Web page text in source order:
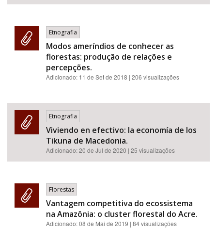
Etnografia
Modos ameríndios de conhecer as
florestas: produção de relações e
percepções.
Adicionado: 11 de Set de 2018 | 206 visualizações
Etnografia
Viviendo en efectivo: la economía de los
Tikuna de Macedonia.
Adicionado:20 de Jul de 2020 | 25 visualizações
Florestas
Vantagem competitiva do ecossistema
na Amazônia: o cluster florestal do Acre.
Adicionado:08 de Mai de 2019 | 84 visualizações